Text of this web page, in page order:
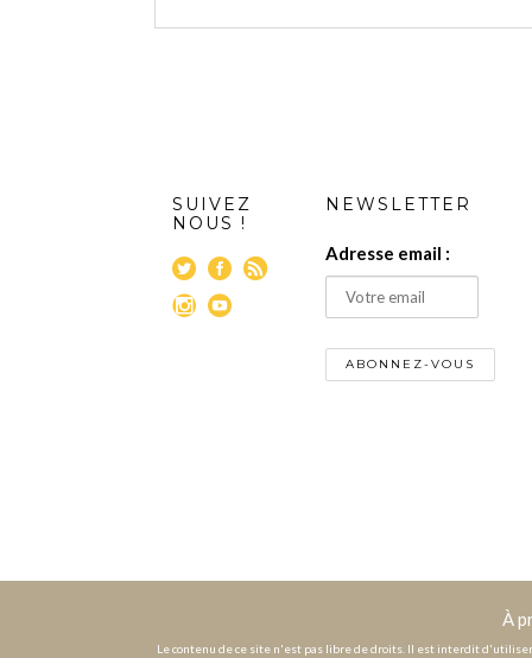
SUIVEZ
NOUS !
NEWSLETTER
Adresse email :
À
Le contenu de ce site n'est pas libre de droits. Il est interdit